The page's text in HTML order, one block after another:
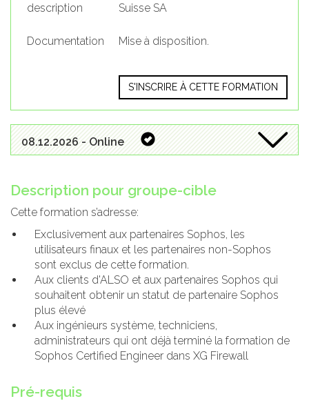
description
Suisse SA
Documentation Mise à disposition.
S'INSCRIRE À CETTE FORMATION
08.12.2026 - Online
Description pour groupe-cible
Cette formation s’adresse:
Exclusivement aux partenaires Sophos, les
utilisateurs finaux et les partenaires non-Sophos
sont exclus de cette formation.
Aux clients d'ALSO et aux partenaires Sophos qui
souhaitent obtenir un statut de partenaire Sophos
plus élevé
Aux ingénieurs système, techniciens,
administrateurs qui ont déjà terminé la formation de
Sophos Certified Engineer dans XG Firewall
Pré-requis